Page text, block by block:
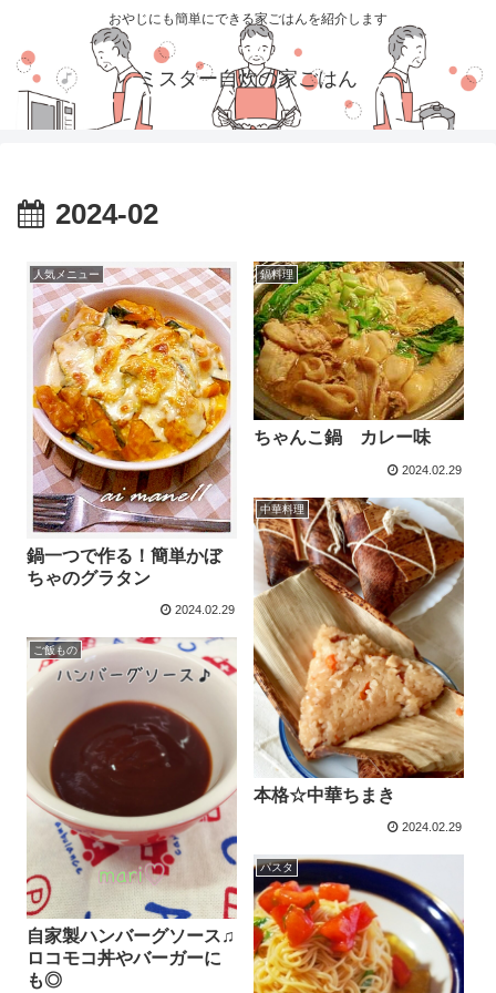
おやじにも簡単にできる家ごはんを紹介します
ミスター自炊の家ごはん
2024-02
人気メニュー
鍋一つで作る！簡単かぼ
ちゃのグラタン
2024.02.29
鍋料理
ちゃんこ鍋 カレー味
2024.02.29
中華料理
本格☆中華ちまき
2024.02.29
ご飯もの
自家製ハンバーグソース♫
ロコモコ丼やバーガーに
も◎
パスタ